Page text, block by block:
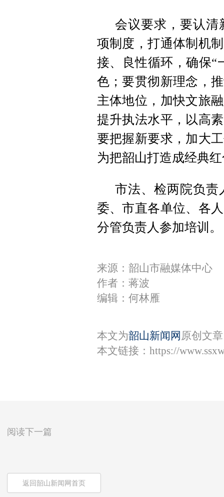
会议要求，要认清
项制度，打通体制机
接、良性循环，确保“
色；要贯彻新理念，
主体地位，加快文旅
提升执法水平，以高
要把握新要求，加大
为把韶山打造成经典
市法、检两院负责
委、市直各单位、各
分管负责人参加培训。
来源：韶山市融媒体中心
作者：蒋波
编辑：何林雁
本文为韶山新闻网 原创文
本文链接： https://
阅读下一篇
返回韶山新闻网首页